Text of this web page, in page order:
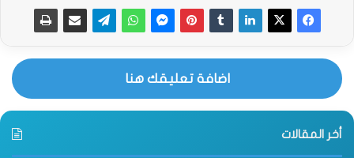
اضافة تعليقك هنا
أخر المقالات